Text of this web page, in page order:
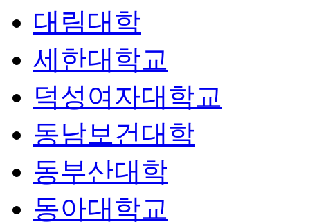
대림대학
세한대학교
덕성여자대학교
동남보건대학
동부산대학
동아대학교